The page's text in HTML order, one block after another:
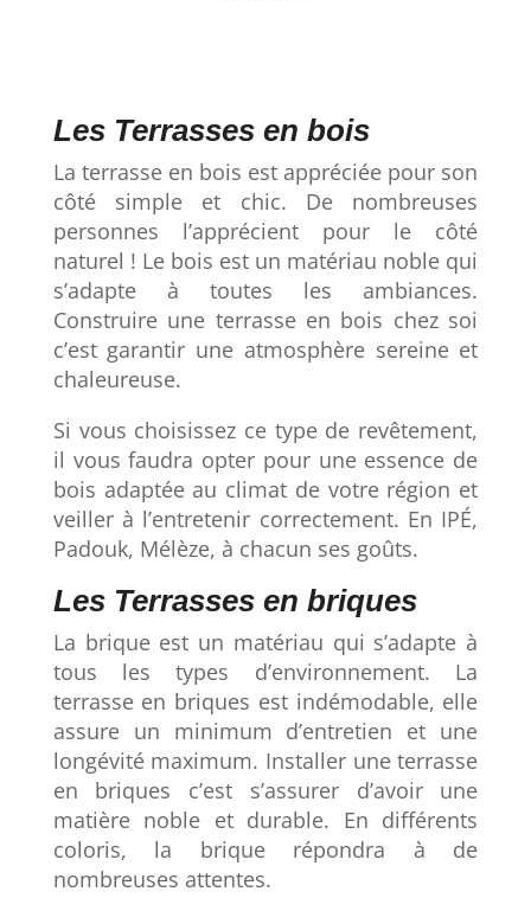
Les Terrasses en bois
La terrasse en bois est appréciée pour son
côté simple et chic. De nombreuses
personnes l’apprécient pour le côté
naturel ! Le bois est un matériau noble qui
s’adapte à toutes les ambiances.
Construire une terrasse en bois chez soi
c’est garantir une atmosphère sereine et
chaleureuse.
Si vous choisissez ce type de revêtement,
il vous faudra opter pour une essence de
bois adaptée au climat de votre région et
veiller à l’entretenir correctement. En IPÉ,
Padouk, Mélèze, à chacun ses goûts.
Les Terrasses en briques
La brique est un matériau qui s’adapte à
tous les types d’environnement. La
terrasse en briques est indémodable, elle
assure un minimum d’entretien et une
longévité maximum. Installer une terrasse
en briques c’est s’assurer d’avoir une
matière noble et durable. En différents
coloris, la brique répondra à de
nombreuses attentes.